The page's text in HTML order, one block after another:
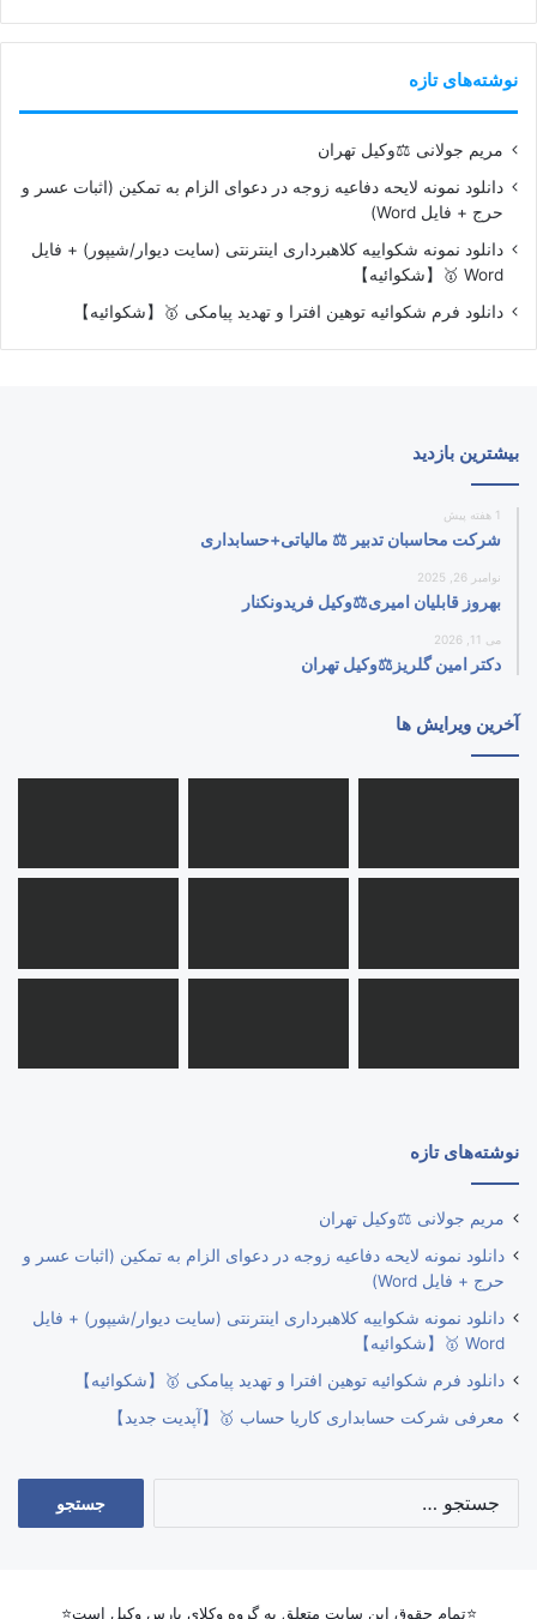
نوشته‌های تازه
مریم جولانی ⚖️وکیل تهران
دانلود نمونه لایحه دفاعیه زوجه در دعوای الزام به تمکین (اثبات عسر و
حرج + فایل Word)
دانلود نمونه شکواییه کلاهبرداری اینترنتی (سایت دیوار/شیپور) + فایل
Word 🥇【شکوائیه】
دانلود فرم شکوائیه توهین افترا و تهدید پیامکی 🥇【شکوائیه】
بیشترین بازدید
1 هفته پیش
شرکت محاسبان تدبیر ⚖️ مالیاتی+حسابداری
نوامبر 26, 2025
بهروز قابلیان امیری⚖️وکیل فریدونکنار
می 11, 2026
دکتر امین گلریز⚖️وکیل تهران
آخرین ویرایش ها
نوشته‌های تازه
مریم جولانی ⚖️وکیل تهران
دانلود نمونه لایحه دفاعیه زوجه در دعوای الزام به تمکین (اثبات عسر و
حرج + فایل Word)
دانلود نمونه شکواییه کلاهبرداری اینترنتی (سایت دیوار/شیپور) + فایل
Word 🥇【شکوائیه】
دانلود فرم شکوائیه توهین افترا و تهدید پیامکی 🥇【شکوائیه】
معرفی شرکت حسابداری کاریا حساب 🥇【آپدیت جدید】
⭐تمام حقوق این سایت متعلق به گروه وکلای پارس وکیل است⭐